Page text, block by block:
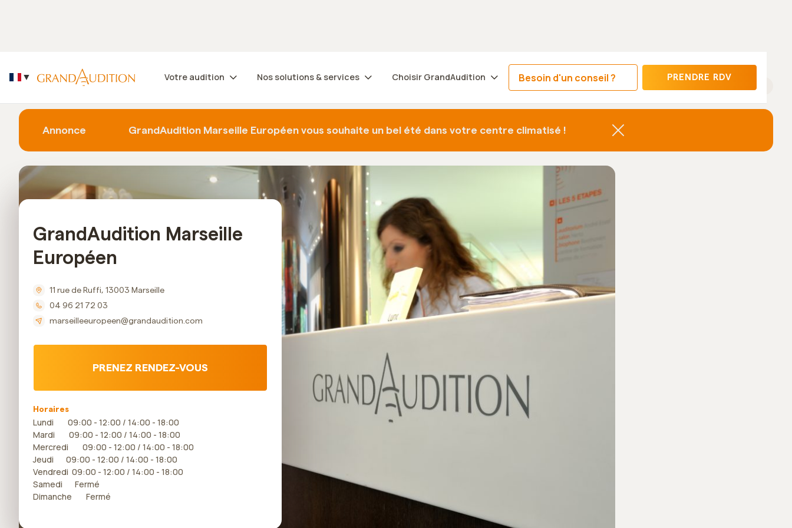
Découvrez nos +130 centres auditifs dans le monde
▼ Votre audition Nos solutions & services Choisir GrandAudition Besoin d'un conseil ? PRENDRE RDV
Audioprothésiste
Annonce GrandAudition Marseille Européen vous souhaite un bel été dans votre centre climatisé !
GrandAudition Marseille
Européen
11 rue de Ruffi, 13003 Marseille
04 96 21 72 03
marseilleeuropeen@grandaudition.com
PRENEZ RENDEZ-VOUS
Horaires
Lundi 09:00 - 12:00 / 14:00 - 18:00
Mardi 09:00 - 12:00 / 14:00 - 18:00
Mercredi 09:00 - 12:00 / 14:00 - 18:00
Jeudi 09:00 - 12:00 / 14:00 - 18:00
Vendredi 09:00 - 12:00 / 14:00 - 18:00
Samedi Fermé
Dimanche Fermé